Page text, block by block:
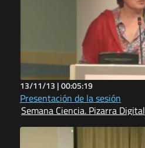
13/11/13 |00:05:19
Presentación de la sesión
Semana Ciencia. Pizarra Digital